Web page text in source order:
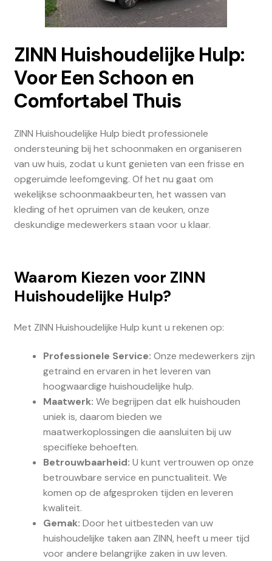
ZINN Huishoudelijke Hulp:
Voor Een Schoon en
Comfortabel Thuis
ZINN Huishoudelijke Hulp biedt professionele
ondersteuning bij het schoonmaken en organiseren
van uw huis, zodat u kunt genieten van een frisse en
opgeruimde leefomgeving. Of het nu gaat om
wekelijkse schoonmaakbeurten, het wassen van
kleding of het opruimen van de keuken, onze
deskundige medewerkers staan voor u klaar.
Waarom Kiezen voor ZINN
Huishoudelijke Hulp?
Met ZINN Huishoudelijke Hulp kunt u rekenen op:
Professionele Service: Onze medewerkers zijn
getraind en ervaren in het leveren van
hoogwaardige huishoudelijke hulp.
Maatwerk: We begrijpen dat elk huishouden
uniek is, daarom bieden we
maatwerkoplossingen die aansluiten bij uw
specifieke behoeften.
Betrouwbaarheid: U kunt vertrouwen op onze
betrouwbare service en punctualiteit. We
komen op de afgesproken tijden en leveren
kwaliteit.
Gemak: Door het uitbesteden van uw
huishoudelijke taken aan ZINN, heeft u meer tijd
voor andere belangrijke zaken in uw leven.